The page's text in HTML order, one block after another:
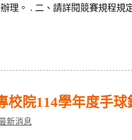
理。 . 二、請詳閱競賽規程
校院114學年度手球
新消息